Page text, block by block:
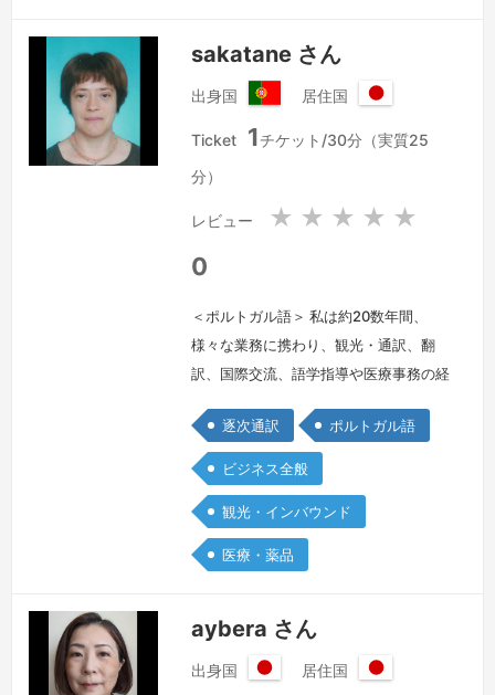
sakatane さん
出身国
ル
ル
居住国
本
Ticket 1チケット/30分（実質25
分）
レビュー ★ ★ ★ ★ ★
0
＜ポルトガル語＞ 私は約20数年間、
様々な業務に携わり、観光・通訳、翻
訳、国際交流、語学指導や医療事務の経
自負しています。自分の将来をきっかけ
に就職したいと考えることになり、正社
員になることを目指しています。今後
は、これまでの経験・スキルを活かした
仕事をしていきたいと考えています。多
くの現場経験から、どのような環境にも
ました。…続きを見る »
逐次通訳 ポルトガル語
ビジネス全般
観光・インバウンド
医療・薬品
aybera さん
出身国 居住国